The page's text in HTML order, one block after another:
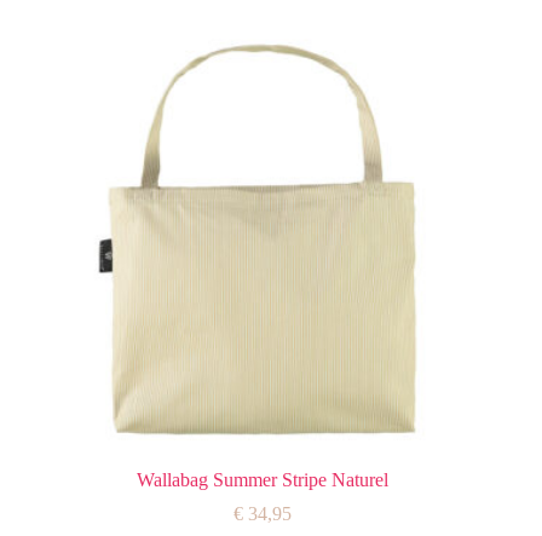
Wallabag Summer Stripe Naturel
€ 34,95